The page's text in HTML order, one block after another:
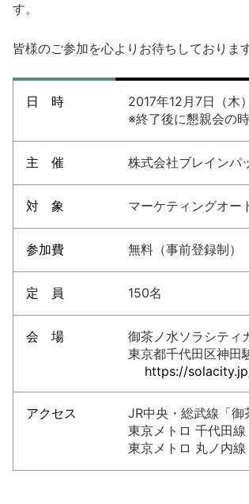
す。
皆様のご参加を心よりお待ちしております
日 時
2017年12月7日（木
※終了後に懇親会の
主 催 株式会社ブレインパ
対 象 マーケティングオー
参加費 無料（事前登録制）
定 員 150名
会 場
御茶ノ水ソラシテ
東京都千代田区神
https://
アクセス
JR中央・総武線「
東京メトロ 千代田線
東京メトロ 丸ノ内